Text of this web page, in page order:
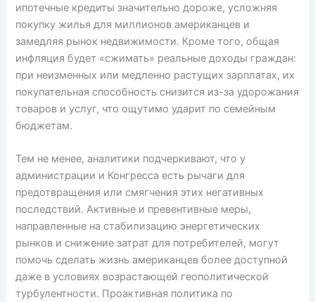
ипотечные кредиты значительно дороже, усложняя
покупку жилья для миллионов американцев и
замедляя рынок недвижимости. Кроме того, общая
инфляция будет «сжимать» реальные доходы граждан:
при неизменных или медленно растущих зарплатах, их
покупательная способность снизится из-за удорожания
товаров и услуг, что ощутимо ударит по семейным
бюджетам.
Тем не менее, аналитики подчеркивают, что у
администрации и Конгресса есть рычаги для
предотвращения или смягчения этих негативных
последствий. Активные и превентивные меры,
направленные на стабилизацию энергетических
рынков и снижение затрат для потребителей, могут
помочь сделать жизнь американцев более доступной
даже в условиях возрастающей геополитической
турбулентности. Проактивная политика по